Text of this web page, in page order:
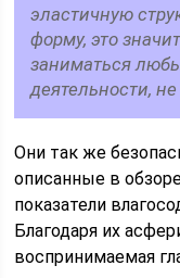
эластичную
форму, это
заниматься
деятельности,
Они так же
описанные в
показатели
Благодаря их
воспринимаемая